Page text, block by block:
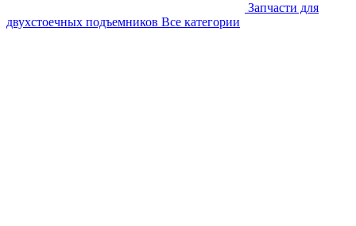
Запчасти для
двухстоечных подъемников Все категории